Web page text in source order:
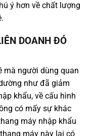
ý hơn về chất lượng
DOANH ĐÓ
mà người dùng quan
như đã giảm
khẩu, về cấu hình
có mấy sự khác
máy nhập khẩu
máy này lại có